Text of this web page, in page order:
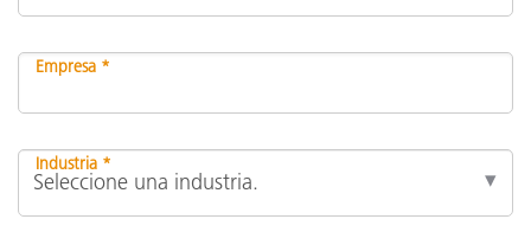
Empresa *
Industria *